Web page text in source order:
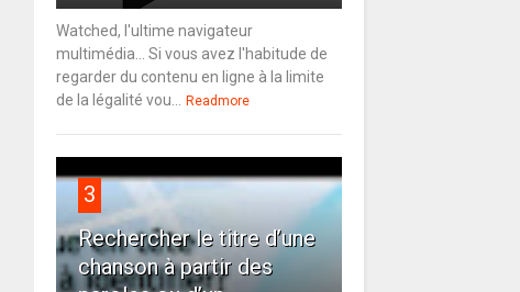
Watched, l'ultime navigateur
multimédia... Si vous avez l'habitude de
regarder du contenu en ligne à la limite
de la légalité vou...
Readmore
3
Rechercher le titre d’une
chanson à partir des